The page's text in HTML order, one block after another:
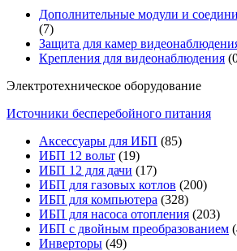
Дополнительные модули и
(7)
Защита для камер
Крепления для видеонаблюдения
Электротехническое оборудование
Источники бесперебойного питания
Аксессуары для ИБП (85)
ИБП 12 вольт (19)
ИБП 12 для дачи (17)
ИБП для газовых котлов (200)
ИБП для компьютера (328)
ИБП для насоса отопления (203)
ИБП с двойным преобразованием
Инверторы (49)